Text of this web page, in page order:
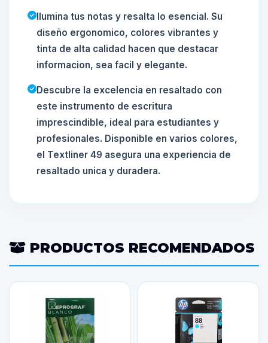
Ilumina tus notas y resalta lo esencial. Su
diseño ergonomico, colores vibrantes y
tinta de alta calidad hacen que destacar
informacion, sea facil y elegante.
Descubre la excelencia en resaltado con
este instrumento de escritura
imprescindible, ideal para estudiantes y
profesionales. Disponible en varios colores,
el Textliner 49 asegura una experiencia de
resaltado unica y duradera.
PRODUCTOS RECOMENDADOS